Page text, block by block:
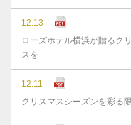
12.13
ローズホテル横浜が贈るク
スを
12.11
クリスマスシーズンを彩る